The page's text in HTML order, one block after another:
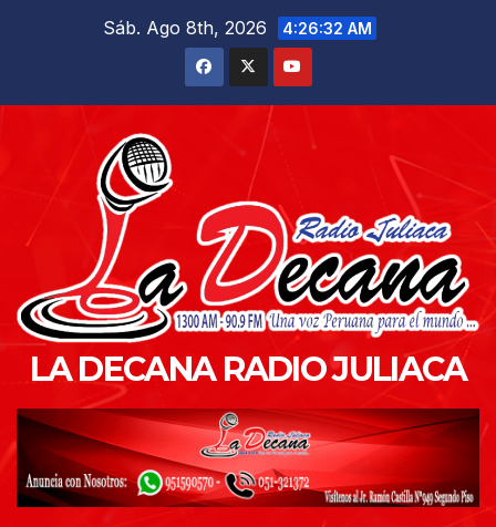
Sáb. Ago 8th, 2026 4:26:33 AM
LA DECANA RADIO JULIACA